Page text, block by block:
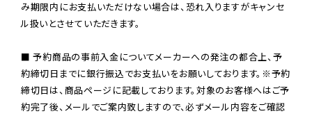
み期限内にお支払いただけない場合は、恐れ入りますがキャンセ
ル扱いとさせていただきます。
■ 予約商品の事前入金についてメーカーへの発注の都合上、予
約締切日までに銀行振込でお支払いをお願いしております。※予約
締切日は、商品ページに記載しております。対象のお客様へはご予
約完了後、メールでご案内致しますので、必ずメール内容をご確認